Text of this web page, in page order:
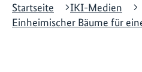
Startseite
IKI-Medien
Einheimischer Bäume für